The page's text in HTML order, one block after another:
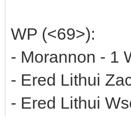
WP (<69>):
- Morannon - 1
- Ered Lithui
- Ered Lithui